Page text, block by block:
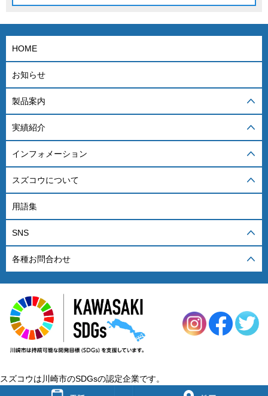
HOME
お知らせ
製品案内
実績紹介
インフォメーション
スズコウについて
用語集
SNS
各種お問合わせ
スズコウは川崎市のSDGsの認定企業です。